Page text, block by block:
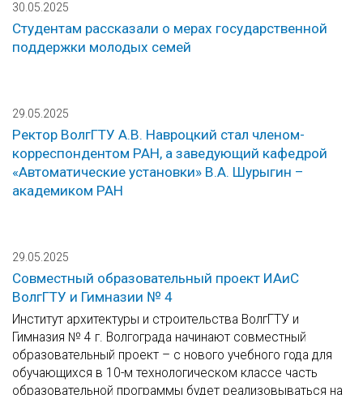
30.05.2025
Студентам рассказали о мерах государственной
поддержки молодых семей
29.05.2025
Ректор ВолгГТУ А.В. Навроцкий стал членом-
корреспондентом РАН, а заведующий кафедрой
«Автоматические установки» В.А. Шурыгин –
академиком РАН
29.05.2025
Совместный образовательный проект ИАиС
ВолгГТУ и Гимназии № 4
Институт архитектуры и строительства ВолгГТУ и
Гимназия № 4 г. Волгограда начинают совместный
образовательный проект – с нового учебного года для
обучающихся в 10-м технологическом классе часть
образовательной программы будет реализовываться на